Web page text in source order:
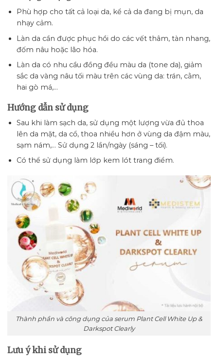
Phù hợp cho tất cả loại da, kể cả da đang bị mụn, da
nhạy cảm.
Làn da cần được phục hồi do các vết thâm, tàn nhang,
đốm nâu hoặc lão hóa.
Làn da có nhu cầu đồng đều màu da (tone da), giảm
sắc da vàng nâu tối màu trên các vùng da: trán, cằm,
hai gò má,…
Hướng dẫn sử dụng
Sau khi làm sạch da, sử dụng một lượng vừa đủ thoa
lên da mặt, da cổ, thoa nhiều hơn ở vùng da đậm màu,
sạm nám,… Sử dụng 2 lần/ngày (sáng – tối).
Có thể sử dụng làm lớp kem lót trang điểm.
Thành phần và công dụng của serum Plant Cell White Up &
Darkspot Clearly
Lưu ý khi sử dụng